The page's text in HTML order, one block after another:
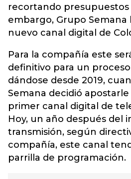
recortando presupuestos
embargo, Grupo Semana
nuevo canal digital de
Para la compañía este
definitivo para un
dándose desde 2019,
Semana decidió apostarle
primer canal digital de
Hoy, un año después del
transmisión, según
compañía, este canal
parrilla de programación.